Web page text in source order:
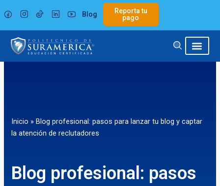
al
contenido
Blog
Reporta tu
pago
Inicio » Blog profesional: pasos para lanzar tu blog y captar
la atención de reclutadores
Blog profesional: pasos